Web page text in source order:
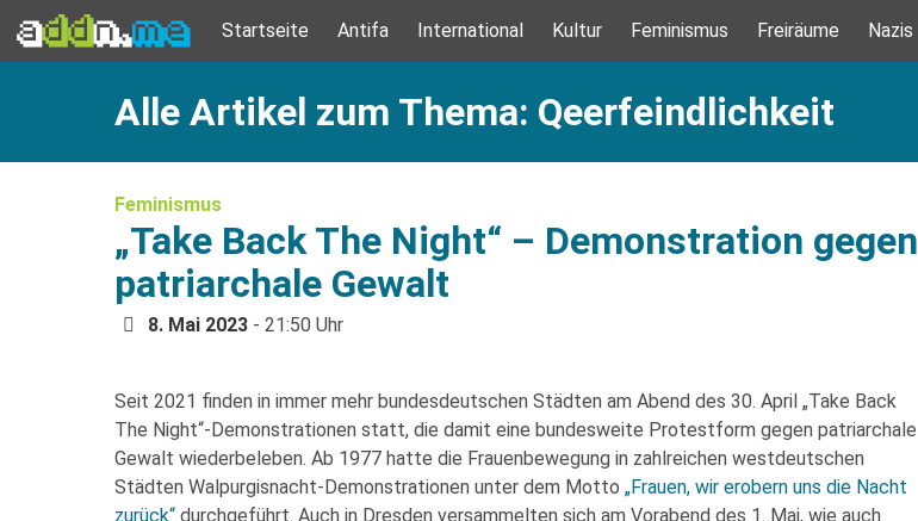
Startseite Antifa International Kultur Feminismus Freiräume Nazis
Alle Artikel zum Thema: Qeerfeindlichkeit
Feminismus
„Take Back The Night“ – Demonstration gegen
patriarchale Gewalt
8. Mai 2023 - 21:50 Uhr
Seit 2021 finden in immer mehr bundesdeutschen Städten am Abend des 30. April „Take Back
The Night“-Demonstrationen statt, die damit eine bundesweite Protestform gegen patriarchale
Gewalt wiederbeleben. Ab 1977 hatte die Frauenbewegung in zahlreichen westdeutschen
Städten Walpurgisnacht-Demonstrationen unter dem Motto „Frauen, wir erobern uns die Nacht
zurück“ durchgeführt. Auch in Dresden versammelten sich am Vorabend des 1. Mai, wie auch